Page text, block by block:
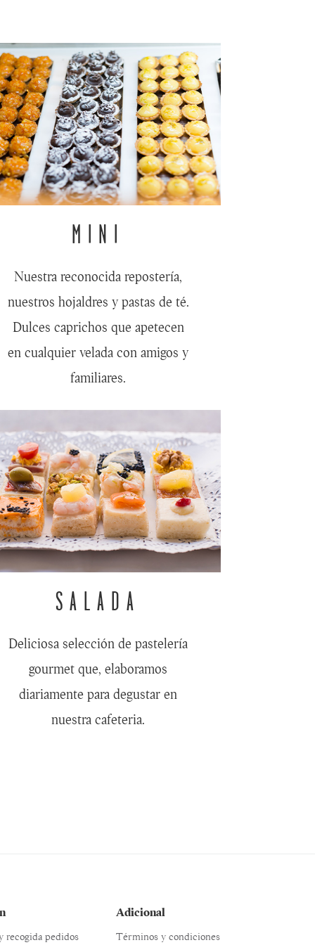
MINI
Nuestra reconocida repostería,
nuestros hojaldres y pastas de té.
Dulces caprichos que apetecen
en cualquier velada con amigos y
familiares.
SALADA
Deliciosa selección de pastelería
gourmet que, elaboramos
diariamente para degustar en
nuestra cafeteria.
recogida pedidos
Adicional
Términos y condiciones